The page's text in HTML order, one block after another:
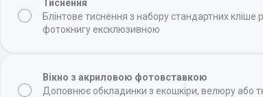
Тиснення
Блінтове тиснення з набору стандартних кліше
фотокнигу ексклюзивною
Вікно з акриловою фотовставкою
Доповнює обкладинки з екошкіри, велюру або